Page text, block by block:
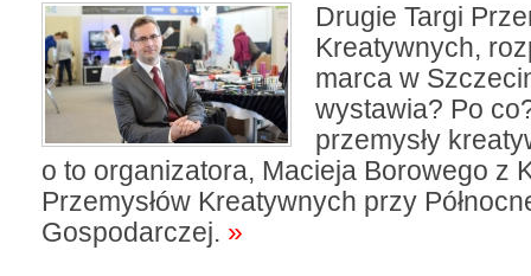
Drugie Targi
Kreatywnych,
marca w
wystawia? Po
przemysły
o to organizatora, Macieja Borowego z
Przemysłów Kreatywnych przy
Gospodarczej. »